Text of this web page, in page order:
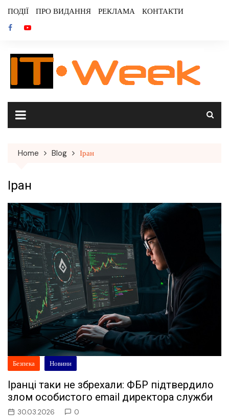
content
ПОДІЇ ПРО ВИДАННЯ РЕКЛАМА КОНТАКТИ
Home Blog Іран
Іран
Безпека Новини
Іранці таки не збрехали: ФБР підтвердило
злом особистого email директора служби
30.03.2026 0